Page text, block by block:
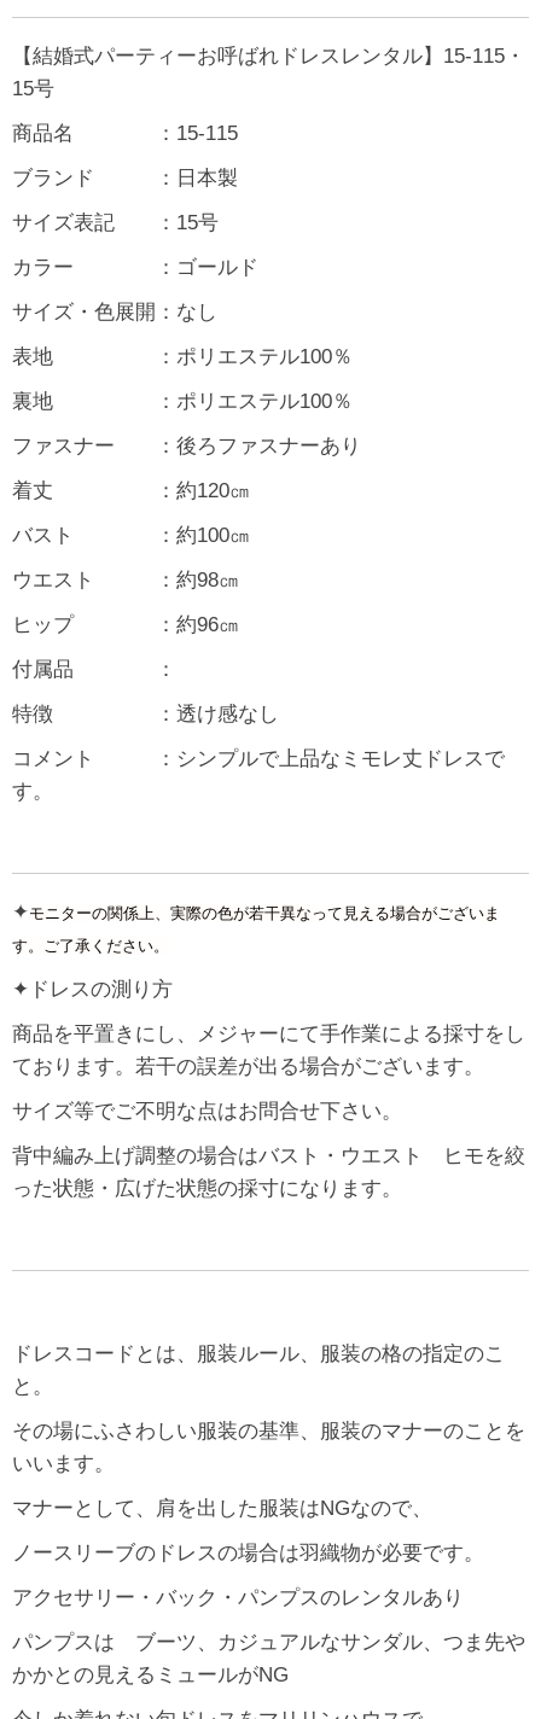
【結婚式パーティーお呼ばれドレスレンタル】15-115・
15号
商品名 ：15-115
ブランド ：日本製
サイズ表記 ：15号
カラー ：ゴールド
サイズ・色展開：なし
表地 ：ポリエステル100％
裏地 ：ポリエステル100％
ファスナー ：後ろファスナーあり
着丈 ：約120㎝
バスト ：約100㎝
ウエスト ：約98㎝
ヒップ ：約96㎝
付属品 ：
特徴 ：透け感なし
コメント ：シンプルで上品なミモレ丈ドレスで
す。
✦モニターの関係上、実際の色が若干異なって見える場合がございま
す。ご了承ください。
✦ドレスの測り方
商品を平置きにし、メジャーにて手作業による採寸をし
ております。若干の誤差が出る場合がございます。
サイズ等でご不明な点はお問合せ下さい。
背中編み上げ調整の場合はバスト・ウエスト ヒモを絞
った状態・広げた状態の採寸になります。
ドレスコードとは、服装ルール、服装の格の指定のこ
と。
その場にふさわしい服装の基準、服装のマナーのことを
いいます。
マナーとして、肩を出した服装はNGなので、
ノースリーブのドレスの場合は羽織物が必要です。
アクセサリー・バック・パンプスのレンタルあり
パンプスは ブーツ、カジュアルなサンダル、つま先や
かかとの見えるミュールがNG